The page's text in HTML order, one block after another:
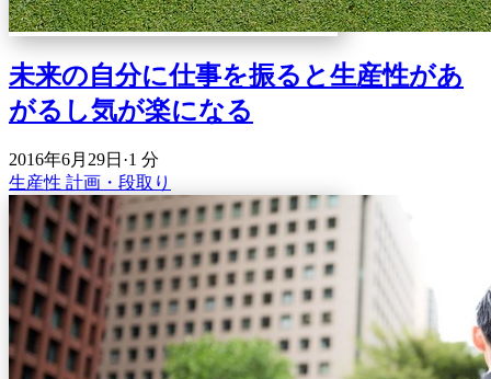
未来の自分に仕事を振ると生産性があ
がるし気が楽になる
2016年6月29日 ·1 分
生産性 計画・段取り